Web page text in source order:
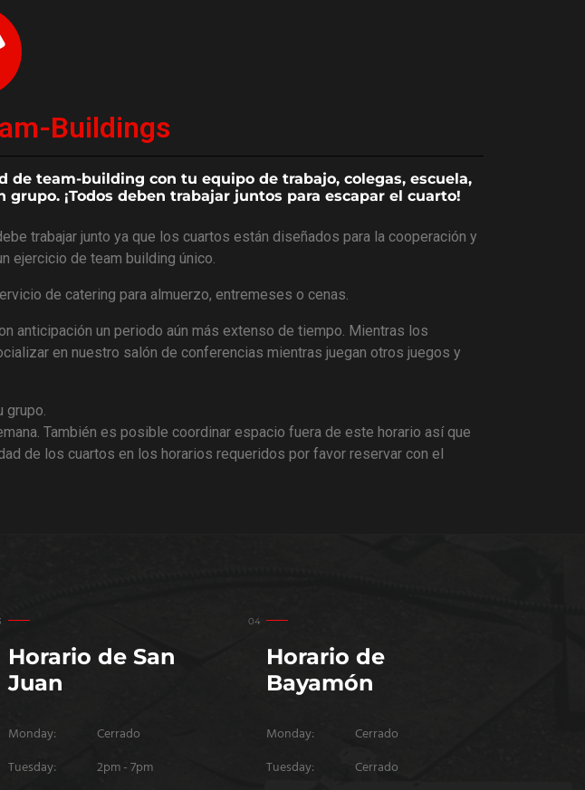
Buildings
de team-building con tu equipo de trabajo, colegas, escuela,
¡Todos deben trabajar juntos para escapar el cuarto!
trabajar junto ya que los cuartos están diseñados para la cooperación y
ejercicio de team building único.
de catering para almuerzo, entremeses o cenas.
anticipación un periodo aún más extenso de tiempo. Mientras los
en nuestro salón de conferencias mientras juegan otros juegos y
grupo.
También es posible coordinar espacio fuera de este horario así que
de los cuartos en los horarios requeridos por favor reservar con el
Horario de San
Juan
Monday:
Cerrado
Tuesday:
2pm - 7pm
Horario de
Bayamón
Monday:
Cerrado
Tuesday:
Cerrado